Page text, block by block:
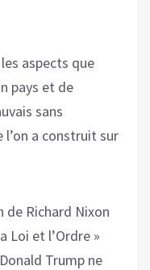
aspects que
pays et de
sans
a construit sur
de Richard Nixon
Loi et l’Ordre »
Trump ne